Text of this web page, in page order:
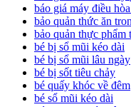
báo giá máy điều
bảo quản thức ăn
bảo quản thực phẩm
bé bị sổ mũi kéo dài
bé bị sổ mũi lâu ngày
bé bị sốt tiêu chảy
bé quấy khóc về đêm
bé sổ mũi kéo dài